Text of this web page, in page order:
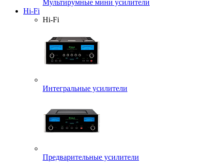
Мультирумные мини усилители
Hi-Fi
Hi-Fi
Интегральные усилители
Предварительные усилители